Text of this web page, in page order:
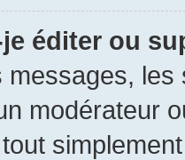
éditer ou
messages,
modérateur